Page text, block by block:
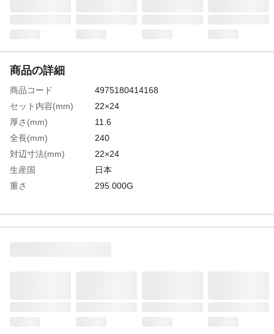
商品の詳細
商品コード
4975180414168
セット内容(mm)
22×24
厚さ(mm)
11.6
全長(mm)
240
対辺寸法(mm)
22×24
生産国
日本
重さ
295.000G